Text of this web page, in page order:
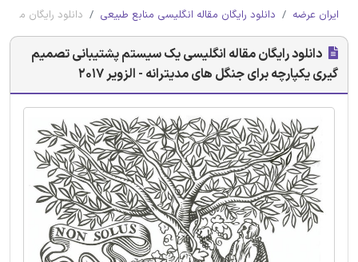
ایران عرضه دانلود رایگان مقاله انگلیسی منابع طبیعی دانلود رایگان
دانلود رایگان مقاله انگلیسی یک سیستم پشتیبانی تصمیم
گیری یکپارچه برای جنگل های مدیترانه - الزویر 2017